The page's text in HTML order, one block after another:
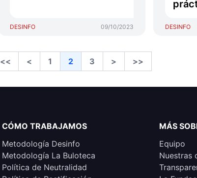
DESINFO 09/10/2023 DESINFO
<< < 1 2 3 > >>
CÓMO TRABAJAMOS
Metodología Desinfo
Metodología La Buloteca
Política de Neutralidad
MÁS
Equipo
Nuestras